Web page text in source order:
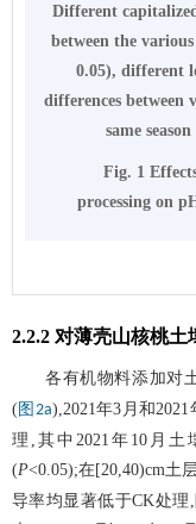
Different
between the
0.05), different
differences between
same season
Fig. 1
processing on
2.2.2 对薄壳山核桃土
各有机物料添加对
(图2a),2021年3月和
理,其中2021年10月土
(P<0.05);在[20,40)cm土
导率均显著低于CK处理